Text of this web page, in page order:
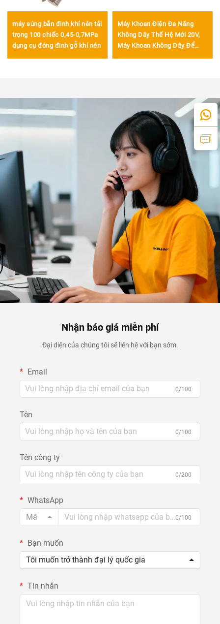
máy súng bắn đinh khí nén tải
trọng 100 chiếc 0,45-0,7MPa
dụng cụ đóng đinh gỗ khí nén
Máy Khoan Điện Đa Năng
Không Dây Thế Hệ Mới 20V,
Máy Khoan Không Dây Để
Nhận báo giá miễn phí
Đại diện của chúng tôi sẽ liên hệ với bạn sớm.
Email
0/100
Tên
0/100
Tên công ty
0/200
WhatsApp
Mã
0/100
Bạn muốn
Tôi muốn trở thành đại lý quốc gia
Tin nhắn